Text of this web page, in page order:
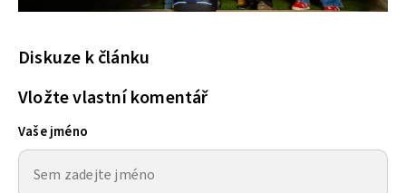
Diskuze k článku
Vložte vlastní komentář
Vaše jméno